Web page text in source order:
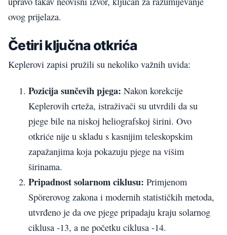
ovog prijelaza.
Četiri ključna otkrića
Keplerovi zapisi pružili su nekoliko važnih uvida:
Pozicija sunčevih pjega: Nakon korekcije
Keplerovih crteža, istraživači su utvrdili da su
pjege bile na niskoj heliografskoj širini. Ovo
otkriće nije u skladu s kasnijim teleskopskim
zapažanjima koja pokazuju pjege na višim
širinama.
Pripadnost solarnom ciklusu: Primjenom
Spörerovog zakona i modernih statističkih metoda,
utvrđeno je da ove pjege pripadaju kraju solarnog
ciklusa -13, a ne početku ciklusa -14.